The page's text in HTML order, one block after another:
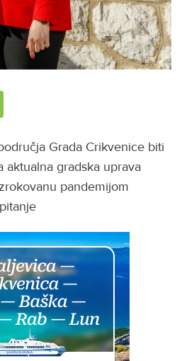
Grada Crikvenice biti
aktualna gradska uprava
pandemijom